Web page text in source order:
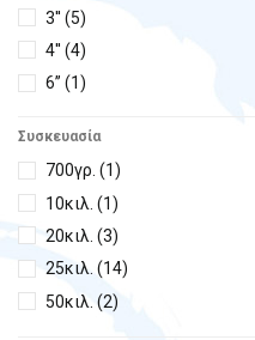
7m3/h
8m3/h
8,5m3/h
9m3/h
9,5m3/h(8)
10m3/h (34)
10,8m3/h
10,5m3/h(2)
11m3/h (8)
3'' (5)
4'' (4)
6’’ (1)
Φ63(6)
Φ75(2)
Φ90(7)
Φ110(2)
Φ125(2)
Συσκευασία
700γρ. (1)
10κιλ. (1)
20κιλ. (3)
25κιλ. (14)
50κιλ. (2)